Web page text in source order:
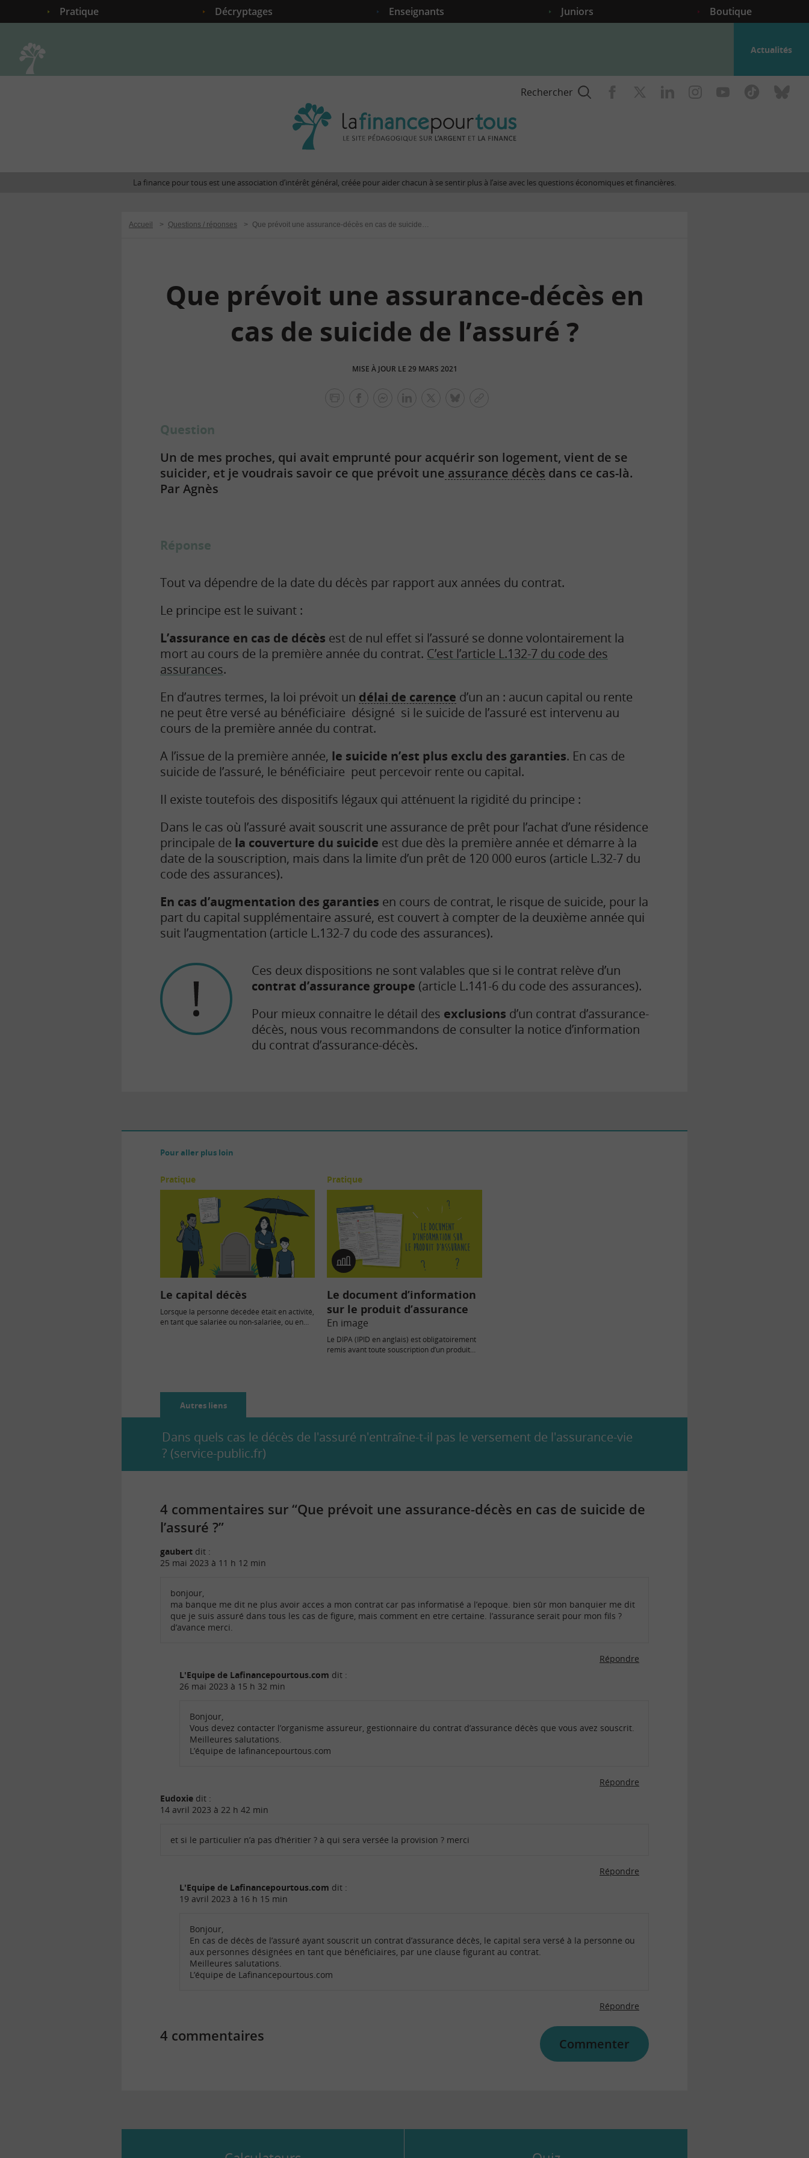
Pratique Décryptages Enseignants Juniors Boutique
Actualités
Rechercher
finance
site
La finance pour tous est une association d’intérêt général, créée pour aider chacun à se sentir plus à l’aise avec les questions économiques et financières.
Accueil > Questions / réponses > Que prévoit une assurance-décès en cas de suicide de l’assuré ?
Que prévoit une assurance-décès en
cas de suicide de l’assuré ?
MISE À JOUR LE 29 MARS 2021
Question
Un de mes proches, qui avait emprunté pour acquérir son logement, vient de se
suicider, et je voudrais savoir ce que prévoit une assurance décès dans ce cas-là.
Par Agnès
Réponse
Tout va dépendre de la date du décès par rapport aux années du contrat.
Le principe est le suivant :
L’assurance en cas de décès est de nul effet si l’assuré se donne volontairement la
mort au cours de la première année du contrat. C’est l’article L.132-7 du code des
assurances.
En d’autres termes, la loi prévoit un délai de carence d’un an : aucun capital ou rente
ne peut être versé au bénéficiaire désigné si le suicide de l’assuré est intervenu au
cours de la première année du contrat.
A l’issue de la première année, le suicide n’est plus exclu des garanties. En cas de
suicide de l’assuré, le bénéficiaire peut percevoir rente ou capital.
Il existe toutefois des dispositifs légaux qui atténuent la rigidité du principe :
Dans le cas où l’assuré avait souscrit une assurance de prêt pour l’achat d’une résidence
principale de la couverture du suicide est due dès la première année et démarre à la
date de la souscription, mais dans la limite d’un prêt de 120 000 euros (article L.32-7 du
code des assurances).
En cas d’augmentation des garanties en cours de contrat, le risque de suicide, pour la
part du capital supplémentaire assuré, est couvert à compter de la deuxième année qui
suit l’augmentation (article L.132-7 du code des assurances).
Ces deux dispositions ne sont valables que si le contrat relève d’un
contrat d’assurance groupe (article L.141-6 du code des assurances).
Pour mieux connaitre le détail des exclusions d’un contrat d’assurance-
décès, nous vous recommandons de consulter la notice d’information
du contrat d’assurance-décès.
Pour aller plus loin
Pratique
Le capital décès
Lorsque la personne décédée était en activité,
en tant que salariée ou non-salariée, ou en
Pratique
En
image
Le document d’information
sur le produit d’assurance
En image
Le DIPA (IPID en anglais) est obligatoirement
remis avant toute souscription d’un produit
Autres liens
Dans quels cas le décès de l'assuré n'entraîne-t-il pas le versement de l'assurance-vie
? (service-public.fr)
4 commentaires sur “Que prévoit une assurance-décès en cas de suicide de
l’assuré ?”
gaubert dit :
25 mai 2023 à 11 h 12 min
bonjour,
ma banque me dit ne plus avoir acces a mon contrat car pas informatisé a l’epoque. bien sûr mon banquier me dit
que je suis assuré dans tous les cas de figure, mais comment en etre certaine. l’assurance serait pour mon fils ?
d’avance merci.
Répondre
L'Equipe de Lafinancepourtous.com dit :
26 mai 2023 à 15 h 32 min
Bonjour,
Vous devez contacter l’organisme assureur, gestionnaire du contrat d’assurance décès que vous avez souscrit.
Meilleures salutations.
L’équipe de lafinancepourtous.com
Répondre
Eudoxie dit :
14 avril 2023 à 22 h 42 min
et si le particulier n’a pas d’héritier ? à qui sera versée la provision ? merci
Répondre
L'Equipe de Lafinancepourtous.com dit :
19 avril 2023 à 16 h 15 min
Bonjour,
En cas de décès de l’assuré ayant souscrit un contrat d’assurance décès, le capital sera versé à la personne ou
aux personnes désignées en tant que bénéficiaires, par une clause figurant au contrat.
Meilleures salutations.
L’équipe de Lafinancepourtous.com
Répondre
4 commentaires Commenter